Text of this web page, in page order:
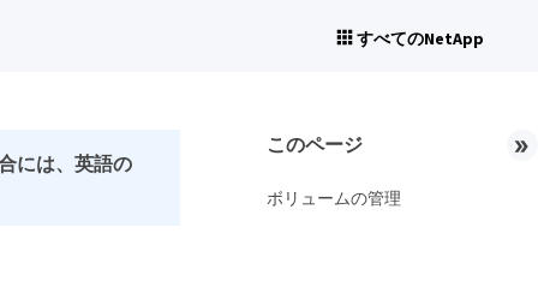
すべてのNetApp
には、英語の
このページ
ボリュームの管理